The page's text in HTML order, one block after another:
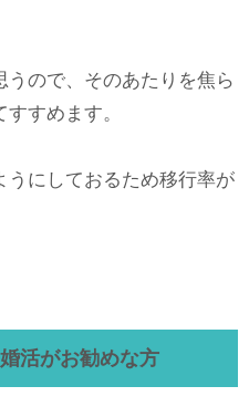
ので、そのあたりを焦ら
すめます。
うにしておるため移行率が
活がお勧めな方